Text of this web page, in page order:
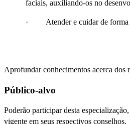
faciais, auxiliando-os no
· Atender e cuidar de forma
Aprofundar conhecimentos acerca dos
Público-alvo
Poderão participar desta
vigente em seus respectivos conselhos.